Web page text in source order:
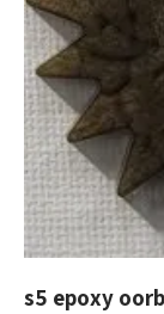
s5 epoxy